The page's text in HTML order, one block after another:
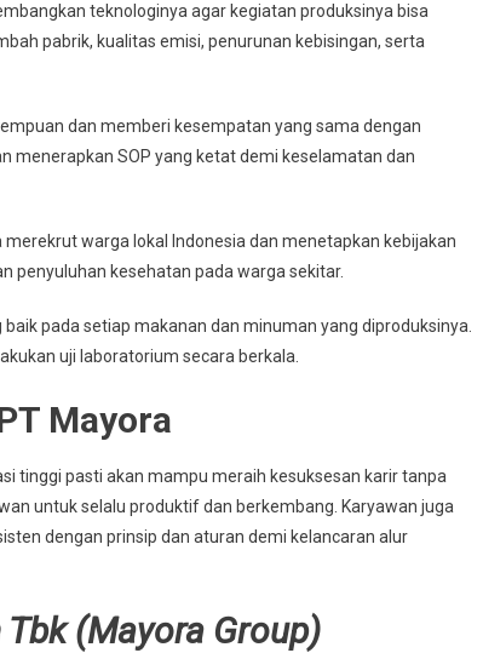
teknologinya agar kegiatan produksinya bisa
pabrik, kualitas emisi, penurunan kebisingan, serta
dan memberi kesempatan yang sama dengan
menerapkan SOP yang ketat demi keselamatan dan
merekrut warga lokal Indonesia dan menetapkan kebijakan
penyuluhan kesehatan pada warga sekitar.
pada setiap makanan dan minuman yang diproduksinya.
uji laboratorium secara berkala.
Mayora
tinggi pasti akan mampu meraih kesuksesan karir tanpa
untuk selalu produktif dan berkembang. Karyawan juga
dengan prinsip dan aturan demi kelancaran alur
(Mayora Group)